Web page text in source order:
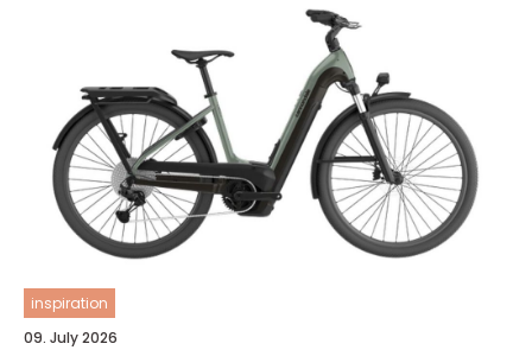
inspiration
09. July 2026